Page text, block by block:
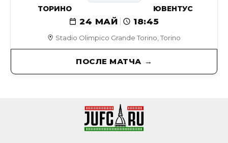
Stadio Olimpico Grande Torino, Torino
24 МАЙ 18:45
ТОРИНО ЮВЕНТУС
ПОСЛЕ МАТЧА